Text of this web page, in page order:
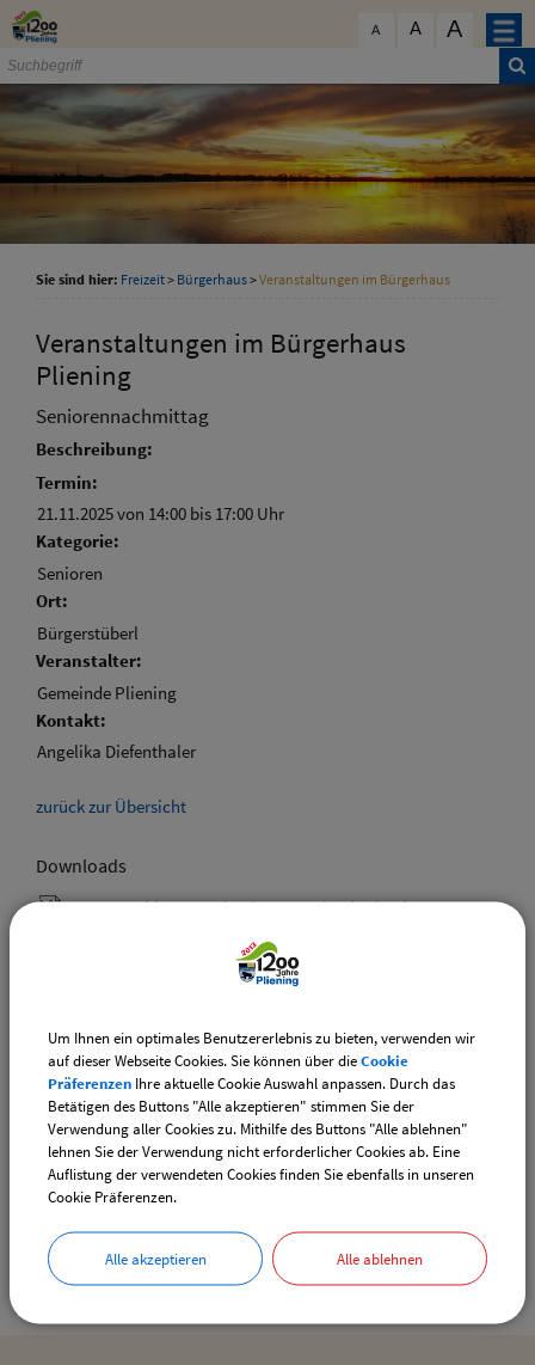
Zum Inhalt
A A A
Gemeinde Pliening
Geltinger Str. 18
85652 Pliening
Sie sind hier: Freizeit> Bürgerhaus>Veranstaltungen im Bürgerhaus
Veranstaltungen im Bürgerhaus
Pliening
Seniorennachmittag
Beschreibung:
Termin:
21.11.2025 von 14:00 bis 17:00 Uhr
Kategorie:
Senioren
Ort:
Bürgerstüberl
Veranstalter:
Gemeinde Pliening
Kontakt:
Angelika Diefenthaler
zurück zur Übersicht
Downloads
Den gewählten Termin als VCS-Kalenderdatei
Den gewählten Termin als iCal-Kalenderdatei
Drucken
Um Ihnen ein optimales Benutzererlebnis zu bieten, verwenden wir
auf dieser Webseite Cookies. Sie können über dieCookie
Präferenzen Ihre aktuelle Cookie Auswahl anpassen. Durch das
Betätigen des Buttons "Alle akzeptieren" stimmen Sie der
Verwendung aller Cookies zu. Mithilfe des Buttons "Alle ablehnen"
lehnen Sie der Verwendung nicht erforderlicher Cookies ab. Eine
Auflistung der verwendeten Cookies finden Sie ebenfalls in unseren
Cookie Präferenzen.
Alle akzeptieren Alle ablehnen
schließen